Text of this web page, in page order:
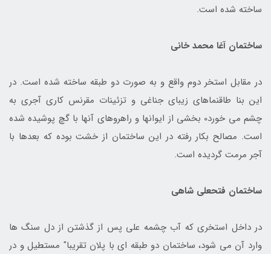
ساخته شده است.
ساختمان آغا محمد خانی
در مقابل استخر دوم واقع و به صورت دو طبقه ساخته شده است. در
این بنا طاقنماهای زیبای جناغی و تزئینات مقرنس کاری آجری به
چشم می خورد0 بخشی از ایوانها و راهروهای آنها با گچ پوشیده شده
است. مصالح بکار رفته در این ساختمان از خشت بوده که بعدها با
آجر مرمت گردیده است.
ساختمان فتحعلی شاهی
در داخل استخری که آب چشمه علی پس از گذشتن از دل سنگ ها
وارد آن می شود، ساختمان دو طبقه ای با پلان تقریبا" مستطیل و در